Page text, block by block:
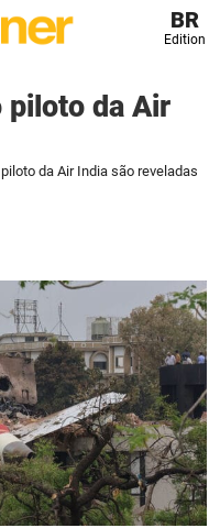
BR
Edition
piloto da Air
da Air India são reveladas